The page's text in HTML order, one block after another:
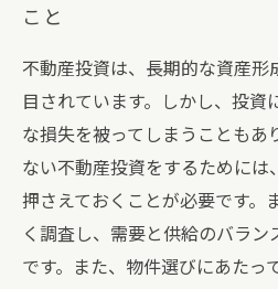
こと
不動産投資は、長期的な資産形
目されています。しかし、投資
な損失を被ってしまうこともあ
ない不動産投資をするためには
押さえておくことが必要です。
く調査し、需要と供給のバラン
です。また、物件選びにあたっ